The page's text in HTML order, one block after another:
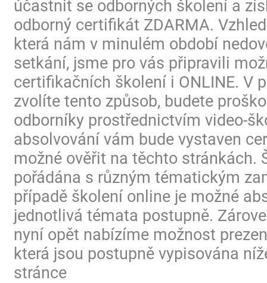
účastnit se odborných školení a
odborný certifikát ZDARMA.
která nám v minulém období
setkání, jsme pro vás připravili
certifikačních školení i ONLINE. V
zvolíte tento způsob, budete
odborníky prostřednictvím video-
absolvování vám bude vystaven
možné ověřit na těchto stránkách.
pořádána s různým tématickým
případě školení online je možné
jednotlivá témata postupně.
nyní opět nabízíme možnost
která jsou postupně vypisována
stránce